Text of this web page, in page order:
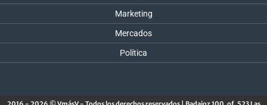
Marketing
Mercados
Política